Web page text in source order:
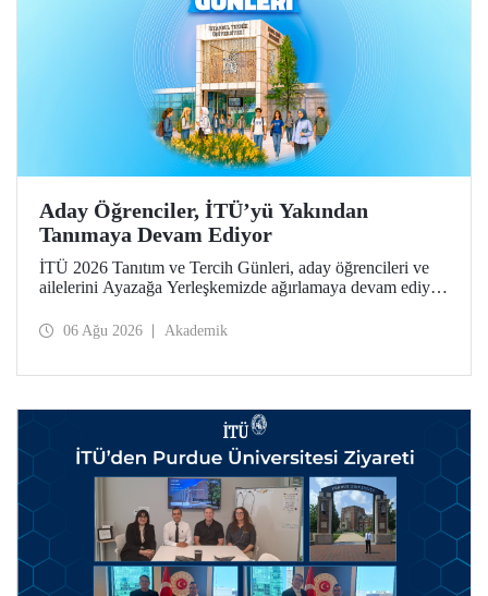
Aday Öğrenciler, İTÜ’yü Yakından
Tanımaya Devam Ediyor
İTÜ 2026 Tanıtım ve Tercih Günleri, aday öğrencileri ve
ailelerini Ayazağa Yerleşkemizde ağırlamaya devam ediyor.
ilgili fakülte ve birimler adaylara bilgi vermeye devam
06 Ağu 2026 Akademik